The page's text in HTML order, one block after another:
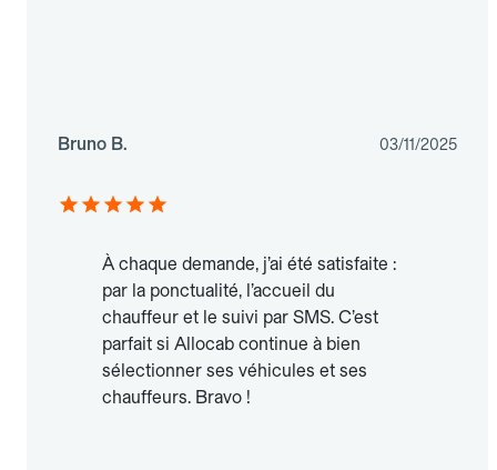
Bruno B. 03/11/2025
À chaque demande, j’ai été satisfaite :
par la ponctualité, l’accueil du
chauffeur et le suivi par SMS. C’est
parfait si Allocab continue à bien
sélectionner ses véhicules et ses
chauffeurs. Bravo !